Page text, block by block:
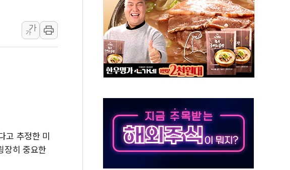
전 출구전략 만지작…공습 한계·탄약 부족 현실화
해·삼척 시간당 최대 50㎜ 폭우…강원 동해안 강한 비 이어져
거하다 참변…60대 환경미화원 수거차에 치여 사망
랑구 주택가서 흉기 난동…60대 남성 2명 숨져
령 "결혼 때문에 손해 보는 일 없게"…'결혼 페널티' 22개 과제 손본다
재도 갯벌서 해루질 중 실종 60대 나흘만에 숨진 채 발견
다툼 중 어머니 흉기 살해 10대 아들 체포
김민석에 '뻔뻔' 받아친 정청래…제주 연설서 신경전 고조
가
가
고 추정한 미
장히 중요한